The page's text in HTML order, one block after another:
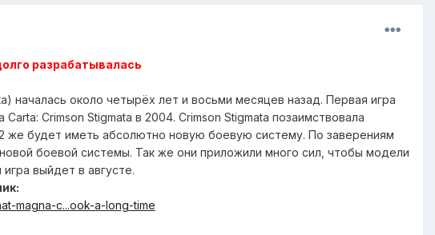
разрабатывалась
началась около четырёх лет и восьми месяцев назад. Первая игра
Crimson Stigmata в 2004. Crimson Stigmata позаимствовала
же будет иметь абсолютно новую боевую систему. По заверениям
боевой системы. Так же они приложили много сил, чтобы модели
выйдет в августе.
magna-c...ook-a-long-time